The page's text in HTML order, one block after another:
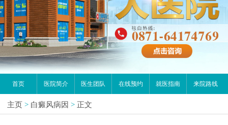
首页 医院简介 医生团队 在线预约 就医指南 来院路线
主页 > 白癜风病因 > 正文